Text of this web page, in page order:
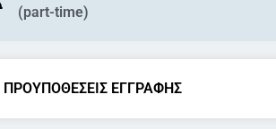
(part-time)
ΠΡΟΥΠΟΘΕΣΕΙΣ ΕΓΓΡΑΦΗΣ